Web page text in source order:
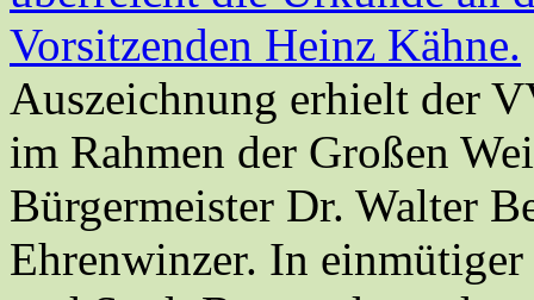
Auszeichnung erhielt der
im Rahmen der Großen
Bürgermeister Dr. Walter
Ehrenwinzer. In